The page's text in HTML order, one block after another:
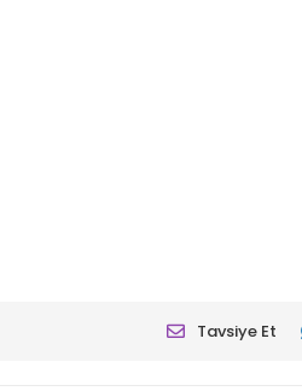
Tavsiye Et